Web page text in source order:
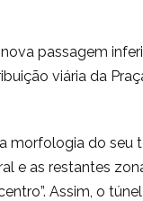
passagem
viária da
morfologia do seu
e as restantes
Assim, o